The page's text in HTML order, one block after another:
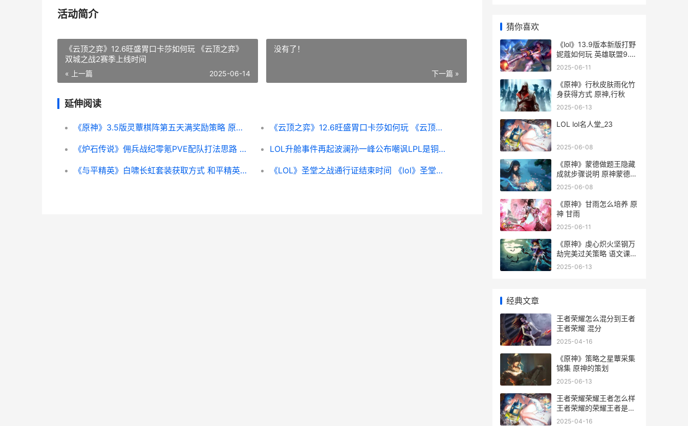
活动简介
《云顶之弈》12.6旺盛胃口卡莎如何玩 《云顶之弈》
双城之战2赛季上线时间
« 上一篇 2025-06-14
没有了！
下一篇 »
延伸阅读
《原神》3.5版灵蕈棋阵第五天满奖励策略 原神全部灵 《云顶之弈》12.6旺盛胃口卡莎如何玩 《云顶之弈》双城之战2赛季上线时间
《炉石传说》佣兵战纪零氪PVE配队打法思路 炉石传说佣兵战纪pve最强阵容 LOL升舱事件再起波澜孙一峰公布嘲讽LPL是铜牌赛区[多图] lol升降机玩法
《与平精英》白啸长虹套装获取方式 和平精英白菜简介 《LOL》圣堂之战通行证结束时间 《lol》圣堂之战在线观看
猜你喜欢
《lol》13.9版本新版打野
妮蔻如何玩 英雄联盟9.13
版本
2025-06-11
《原神》行秋皮肤雨化竹
身获得方式 原神,行秋
2025-06-13
LOL lol名人堂_23
2025-06-08
《原神》蒙德做题王隐藏
成就步骤说明 原神蒙德任
务触发条件
2025-06-08
《原神》甘雨怎么培养 原
神 甘雨
2025-06-11
《原神》虔心炽火坚钢万
劫完美过关策略 语文课时
练答案九下
2025-06-13
经典文章
王者荣耀怎么混分到王者
王者荣耀 混分
2025-04-16
《原神》策略之星蕈采集
锦集 原神的策划
2025-06-13
王者荣耀荣耀王者怎么样
王者荣耀的荣耀王者是什
么水平
2025-04-16